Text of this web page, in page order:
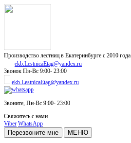
Производство лестниц в Екатеринбурге с 2010 года
ekb.LestnicaEtag@yandex.ru
Звонок Пн-Вс 9:00- 23:00
ekb.LestnicaEtag@yandex.ru
Звоните, Пн-Вс 9:00- 23:00
Свяжитесь с нами
Viber WhatsApp
Перезвоните мне МЕНЮ